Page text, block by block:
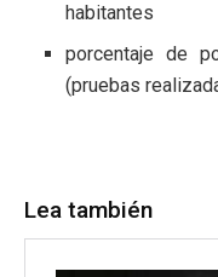
habitantes
porcentaje de
(pruebas
Lea también